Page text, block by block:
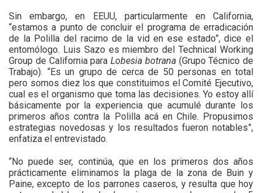
Sin embargo, en EEUU, particularmente en California,
“estamos a punto de concluir el programa de erradicación
de la Polilla del racimo de la vid en ese estado”, dice el
entomólogo. Luis Sazo es miembro del Technical Working
Group de California para Lobesia botrana(Grupo Técnico de
Trabajo). “Es un grupo de cerca de 50 personas en total
pero somos diez los que constituimos el Comité Ejecutivo,
cual es el organismo que toma las decisiones. Yo estoy allí
básicamente por la experiencia que acumulé durante los
primeros años contra la Polilla acá en Chile. Propusimos
estrategias novedosas y los resultados fueron notables”,
enfatiza el entrevistado.
“No puede ser, continúa, que en los primeros dos años
prácticamente eliminamos la plaga de la zona de Buin y
Paine, excepto de los parrones caseros, y resulta que hoy